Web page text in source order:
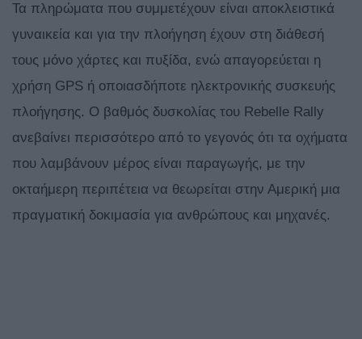
Τα πληρώματα που συμμετέχουν είναι αποκλειστικά
γυναικεία και για την πλοήγηση έχουν στη διάθεσή
τους μόνο χάρτες και πυξίδα, ενώ απαγορεύεται η
χρήση GPS ή οποιασδήποτε ηλεκτρονικής συσκευής
πλοήγησης. Ο βαθμός δυσκολίας του Rebelle Rally
ανεβαίνει περισσότερο από το γεγονός ότι τα οχήματα
που λαμβάνουν μέρος είναι παραγωγής, με την
οκταήμερη περιπέτεια να θεωρείται στην Αμερική μια
πραγματική δοκιμασία για ανθρώπους και μηχανές.